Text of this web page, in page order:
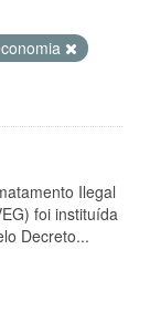
Ilegal
foi instituída
Decreto...